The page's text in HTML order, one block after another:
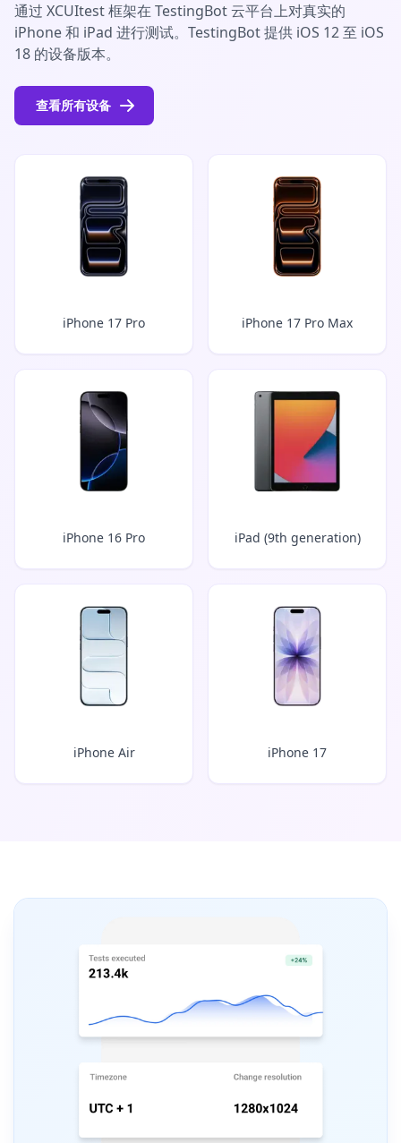
通过 XCUItest 框架在 TestingBot 云平台上对真实的
iPhone 和 iPad 进行测试。TestingBot 提供 iOS 12 至 iOS
18 的设备版本。
查看所有设备
iPhone 17 Pro iPhone 17 Pro Max
iPhone 16 Pro iPad (9th generation)
iPhone Air iPhone 17